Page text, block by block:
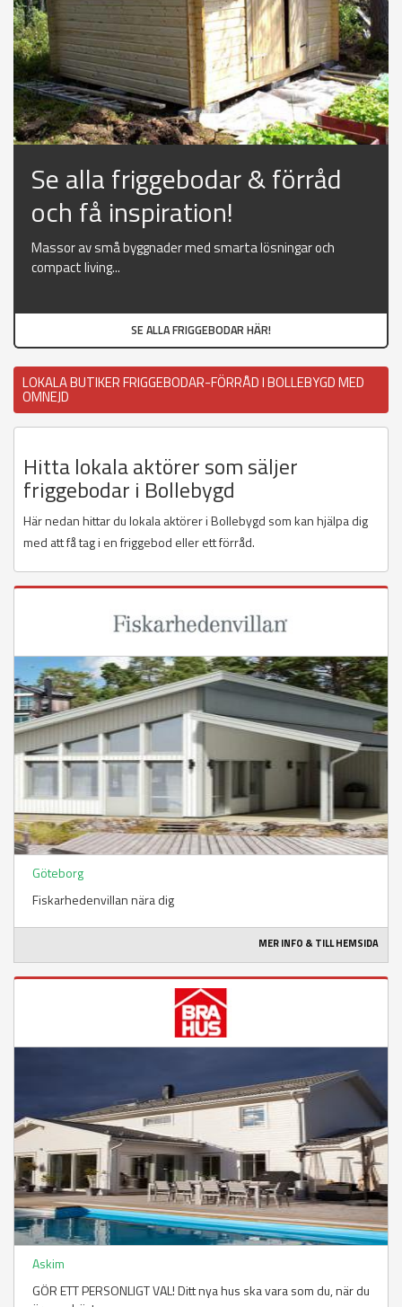
Se alla friggebodar & förråd
och få inspiration!
Massor av små byggnader med smarta lösningar och
compact living...
SE ALLA FRIGGEBODAR HÄR!
LOKALA BUTIKER FRIGGEBODAR-FÖRRÅD I BOLLEBYGD MED
OMNEJD
Hitta lokala aktörer som säljer
friggebodar i Bollebygd
Här nedan hittar du lokala aktörer i Bollebygd som kan hjälpa dig
med att få tag i en friggebod eller ett förråd.
Göteborg
Fiskarhedenvillan nära dig
MER INFO & TILL HEMSIDA
Askim
GÖR ETT PERSONLIGT VAL! Ditt nya hus ska vara som du, när du